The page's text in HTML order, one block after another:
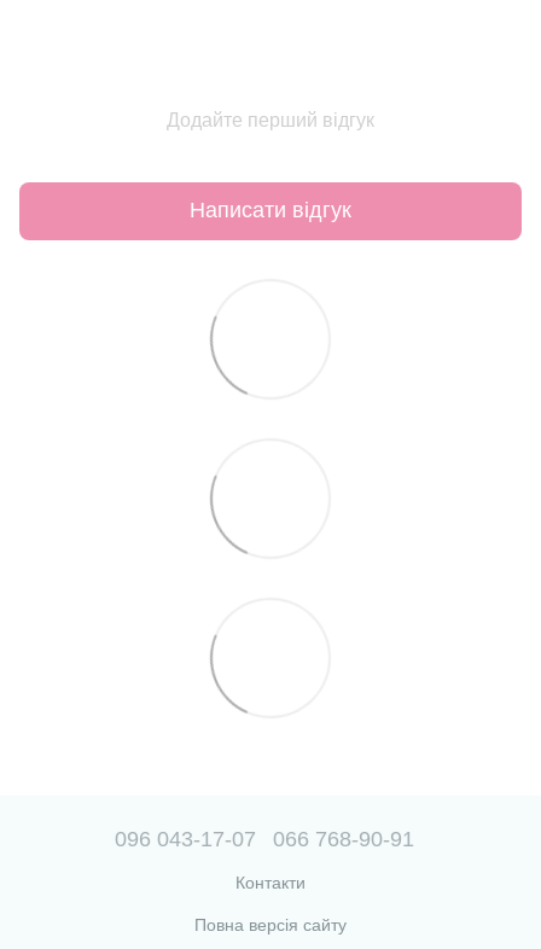
Додайте перший відгук
Написати відгук
096 043-17-07 066 768-90-91
Контакти
Повна версія сайту